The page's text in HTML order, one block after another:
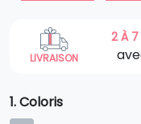
LIVRAISON
2 À 7
1. Coloris